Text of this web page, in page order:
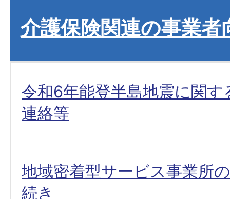
介護保険関連の事業者
令和6年能登半島地震に関す
連絡等
地域密着型サービス事業所
続き